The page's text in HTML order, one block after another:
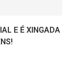
E É XINGADA